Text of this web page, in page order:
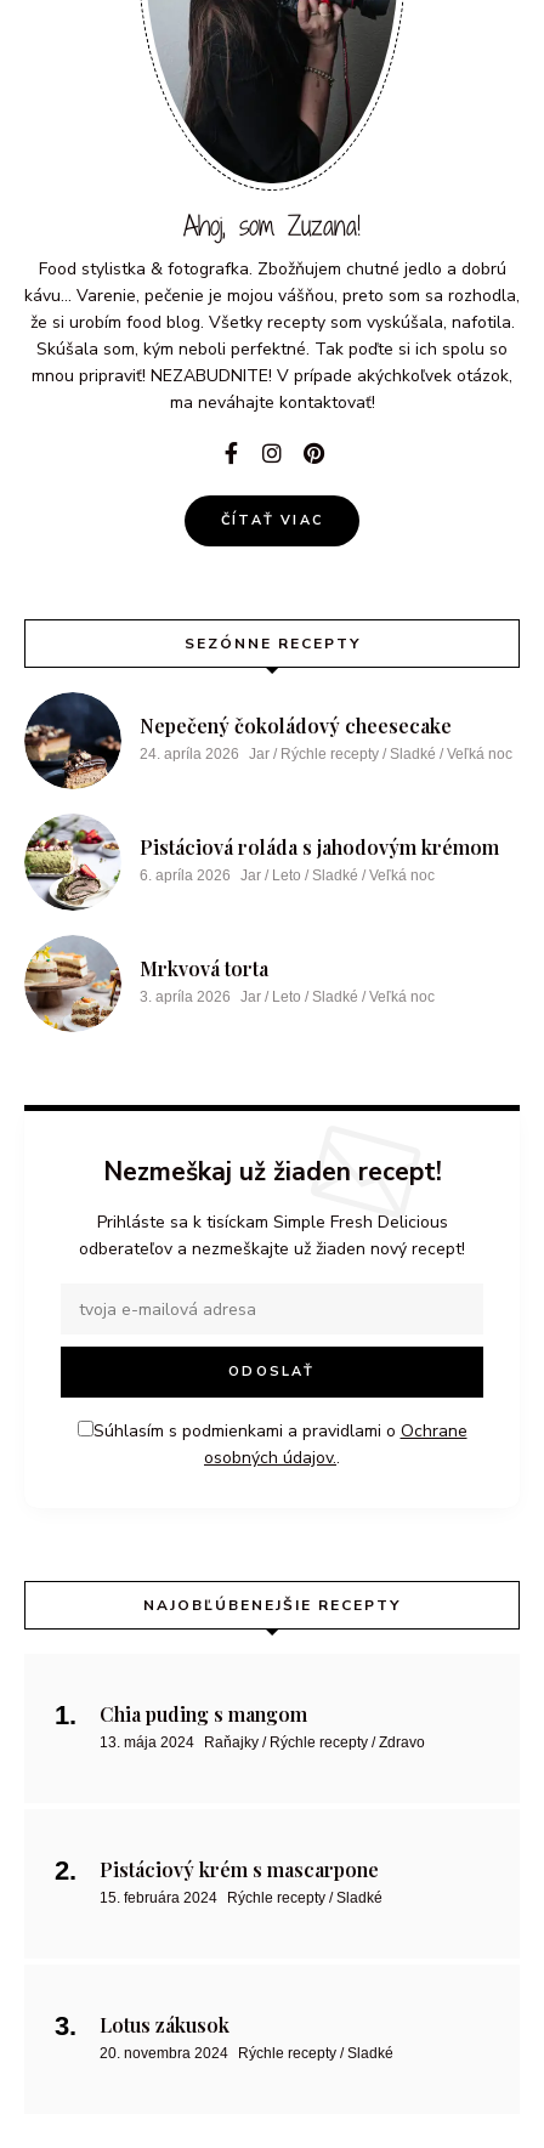
Ahoj, som Zuzana!
Food stylistka & fotografka. Zbožňujem chutné jedlo a dobrú
kávu... Varenie, pečenie je mojou vášňou, preto som sa rozhodla,
že si urobím food blog. Všetky recepty som vyskúšala, nafotila.
Skúšala som, kým neboli perfektné. Tak poďte si ich spolu so
mnou pripraviť! NEZABUDNITE! V prípade akýchkoľvek otázok,
ma neváhajte kontaktovať!
ČÍTAŤ VIAC
SEZÓNNE RECEPTY
Nepečený čokoládový cheesecake
24. apríla 2026 Jar / Rýchle recepty / Sladké / Veľká noc
Pistáciová roláda s jahodovým krémom
6. apríla 2026 Jar / Leto / Sladké / Veľká noc
Mrkvová torta
3. apríla 2026 Jar / Leto / Sladké / Veľká noc
Nezmeškaj už žiaden recept!
Prihláste sa k tisíckam Simple Fresh Delicious
odberateľov a nezmeškajte už žiaden nový recept!
Súhlasím s podmienkami a pravidlami o Ochrane
osobných údajov..
NAJOBĽÚBENEJŠIE RECEPTY
Chia puding s mangom
13. mája 2024 Raňajky / Rýchle recepty / Zdravo
Pistáciový krém s mascarpone
15. februára 2024 Rýchle recepty / Sladké
Lotus zákusok
20. novembra 2024 Rýchle recepty / Sladké